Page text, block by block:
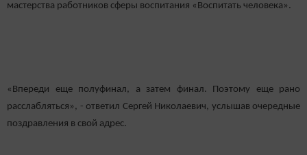
мастерства работников сферы воспитания «Воспитать человека».
«Впереди еще полуфинал, а затем финал. Поэтому еще рано
расслабляться», - ответил Сергей Николаевич, услышав очередные
поздравления в свой адрес.